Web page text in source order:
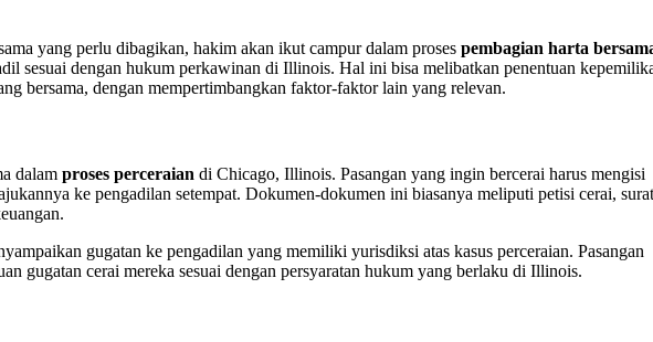
yang perlu dibagikan, hakim akan ikut campur dalam proses pembagian harta
sesuai dengan hukum perkawinan di Illinois. Hal ini bisa melibatkan penentuan
bersama, dengan mempertimbangkan faktor-faktor lain yang relevan.
dalam proses perceraian di Chicago, Illinois. Pasangan yang ingin bercerai harus mengisi
ke pengadilan setempat. Dokumen-dokumen ini biasanya meliputi petisi cerai, surat
gugatan ke pengadilan yang memiliki yurisdiksi atas kasus perceraian. Pasangan
gugatan cerai mereka sesuai dengan persyaratan hukum yang berlaku di Illinois.